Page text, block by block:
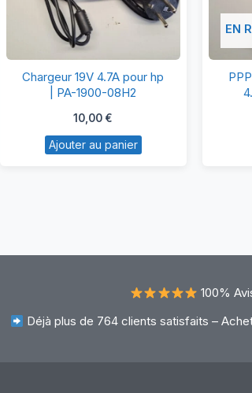
19V
hp
Chargeur 19V 4.7A pour hp
| PA-1900-08H2
10,00 €
Ajouter au panier
EN
100%
Déjà plus de 764 clients satisfaits –